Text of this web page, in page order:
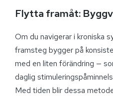
Flytta framåt:
Om du navigerar i kroniska
framsteg bygger på
med en liten förändring —
daglig
Med tiden blir dessa